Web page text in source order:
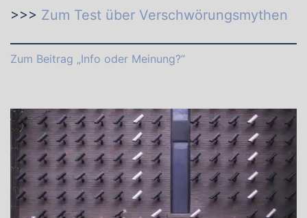
>>> Zum Test über Verschwörungsmythen
Zum Beitrag „Info oder Meinung?“